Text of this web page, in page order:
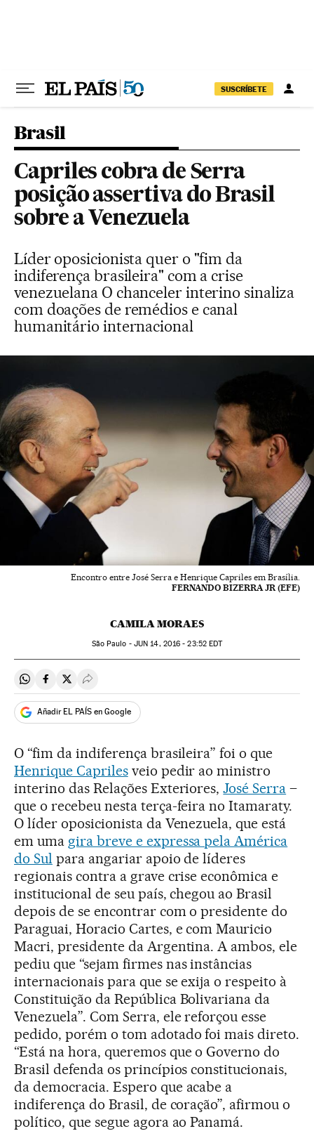
SUSCRÍBETE
Brasil
Capriles cobra de Serra
posição assertiva do Brasil
sobre a Venezuela
Líder oposicionista quer o "fim da
indiferença brasileira" com a crise
venezuelana O chanceler interino sinaliza
com doações de remédios e canal
humanitário internacional
Encontro entre José Serra e Henrique Capriles em Brasília.
FERNANDO BIZERRA JR (EFE)
CAMILA MORAES
São Paulo - JUN 14, 2016 - 23:52EDT
Compartir en Whatsapp
Compartir en Facebook
Compartir en Twitter
Desplegar Redes Sociales
Añadir EL PAÍS en Google
O “fim da indiferença brasileira” foi o que
Henrique Caprilesveio pedir ao ministro
interino das Relações Exteriores,José Serra –
que o recebeu nesta terça-feira no Itamaraty.
O líder oposicionista da Venezuela, que está
em uma gira breve e expressa pela América
do Sul para angariar apoio de líderes
regionais contra a grave crise econômica e
institucional de seu país, chegou ao Brasil
depois de se encontrar com o presidente do
Paraguai, Horacio Cartes, e com Mauricio
Macri, presidente da Argentina. A ambos, ele
pediu que “sejam firmes nas instâncias
internacionais para que se exija o respeito à
Constituição da República Bolivariana da
Venezuela”. Com Serra, ele reforçou esse
pedido, porém o tom adotado foi mais direto.
“Está na hora, queremos que o Governo do
Brasil defenda os princípios constitucionais,
da democracia. Espero que acabe a
indiferença do Brasil, de coração”, afirmou o
político, que segue agora ao Panamá.